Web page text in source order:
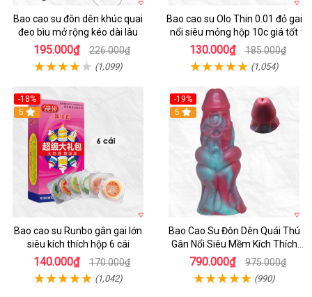
Bao cao su đôn dên khúc quai
đeo bìu mở rộng kéo dài lâu
195.000₫ 226.000₫
(1,099)
Bao cao su Olo Thin 0.01 đỏ gai
nổi siêu mỏng hộp 10c giá tốt
130.000₫ 185.000₫
(1,054)
-18%
Hot
5
Bao cao su Runbo gân gai lớn
siêu kích thích hộp 6 cái
140.000₫ 170.000₫
(1,042)
-19%
5
Bao Cao Su Đôn Dên Quái Thú
Gân Nổi Siêu Mềm Kích Thích
Tột Đỉnh
790.000₫ 975.000₫
(990)